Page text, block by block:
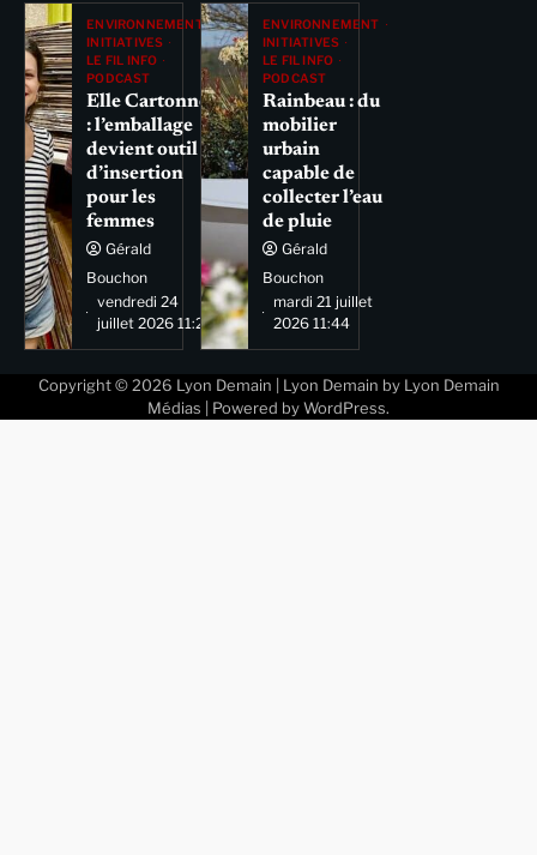
ENVIRONNEMENT
INITIATIVES
LE FIL INFO
PODCAST
Elle Cartonne
: l’emballage
devient outil
d’insertion
pour les
femmes
Gérald
Bouchon
vendredi 24
juillet 2026 11:29
ENVIRONNEMENT
INITIATIVES
LE FIL INFO
PODCAST
Rainbeau : du
mobilier
urbain
capable de
collecter l’eau
de pluie
Gérald
Bouchon
mardi 21 juillet
2026 11:44
Copyright © 2026 Lyon Demain | Lyon Demain by Lyon Demain
Médias | Powered by WordPress.